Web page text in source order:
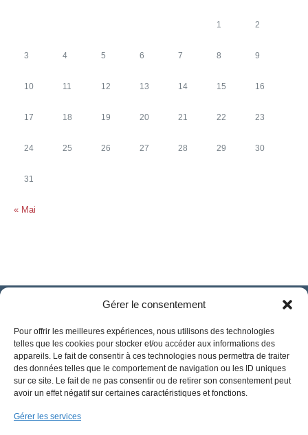
Gérer le consentement
Pour offrir les meilleures expériences, nous utilisons des technologies
telles que les cookies pour stocker et/ou accéder aux informations des
appareils. Le fait de consentir à ces technologies nous permettra de traiter
des données telles que le comportement de navigation ou les ID uniques
sur ce site. Le fait de ne pas consentir ou de retirer son consentement peut
avoir un effet négatif sur certaines caractéristiques et fonctions.
Gérer les services
1 2
3 4 5 6 7 8 9
10 11 12 13 14 15 16
17 18 19 20 21 22 23
24 25 26 27 28 29 30
31
« Mai